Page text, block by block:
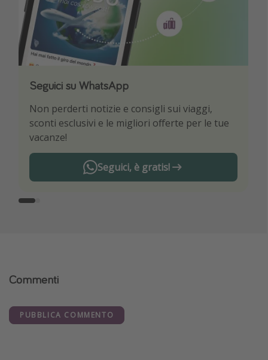
Seguici su WhatsApp
Non perderti notizie e consigli sui viaggi,
sconti esclusivi e le migliori offerte per le tue
vacanze!
Seguici, è gratis!
Scarica la nostra App
Sii il primo a conoscere le migliori offerte di
viaggio
Commenti
PUBBLICA COMMENTO